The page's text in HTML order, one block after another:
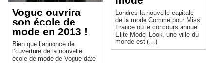
Vogue ouvrira
son école de
mode en 2013 !
Bien que l’annonce de
l’ouverture de la nouvelle
école de mode de Vogue date
Londres la nouvelle capitale
de la mode Comme pour Miss
France ou le concours annuel
Elite Model Look, une ville du
monde est (…)